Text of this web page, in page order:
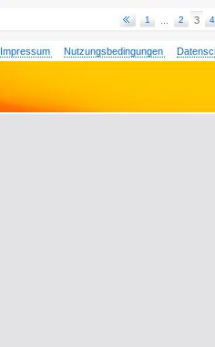
1 2 3 4
Impressum Nutzungsbedingungen